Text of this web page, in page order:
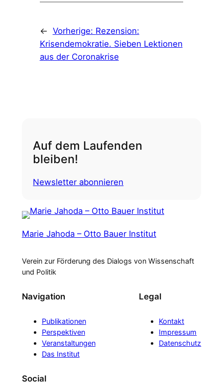
← Vorherige: Rezension:
Krisendemokratie. Sieben Lektionen
aus der Coronakrise
Auf dem Laufenden
bleiben!
Newsletter abonnieren
Marie Jahoda – Otto Bauer Institut
Verein zur Förderung des Dialogs von Wissenschaft
und Politik
Navigation
Publikationen
Perspektiven
Veranstaltungen
Das Institut
Legal
Kontakt
Impressum
Datenschutz
Social